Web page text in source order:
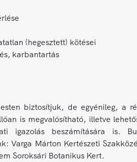
(hegesztett) kötései
karbantartás
biztosítjuk, de egyénileg, a
is megvalósítható, illetve
igazolás beszámítására is.
Varga Márton Kertészeti
Soroksári Botanikus Kert.